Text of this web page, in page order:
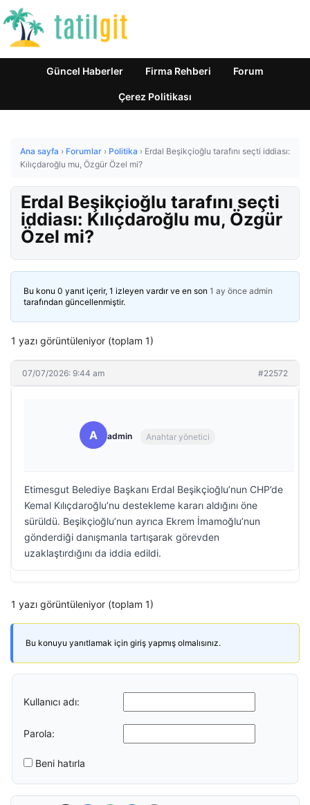
Güncel Haberler Firma Rehberi Forum
Çerez Politikası
Ana sayfa › Forumlar › Politika › Erdal Beşikçioğlu tarafını seçti iddiası:
Kılıçdaroğlu mu, Özgür Özel mi?
Erdal Beşikçioğlu tarafını seçti
iddiası: Kılıçdaroğlu mu, Özgür
Özel mi?
Bu konu 0 yanıt içerir, 1 izleyen vardır ve en son 1 ay önce admin
tarafından güncellenmiştir.
1 yazı görüntüleniyor (toplam 1)
07/07/2026: 9:44 am #22572
A admin Anahtar yönetici
Etimesgut Belediye Başkanı Erdal Beşikçioğlu’nun CHP’de
Kemal Kılıçdaroğlu’nu destekleme kararı aldığını öne
sürüldü. Beşikçioğlu’nun ayrıca Ekrem İmamoğlu’nun
gönderdiği danışmanla tartışarak görevden
uzaklaştırdığını da iddia edildi.
1 yazı görüntüleniyor (toplam 1)
Bu konuyu yanıtlamak için giriş yapmış olmalısınız.
Kullanıcı adı:
Parola:
Beni hatırla